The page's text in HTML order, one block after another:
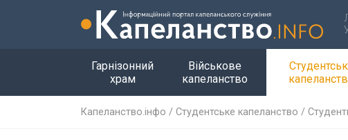
Гарнізонний
храм
Військове
капеланство
Капеланство.інфо / Студентське капеланство /